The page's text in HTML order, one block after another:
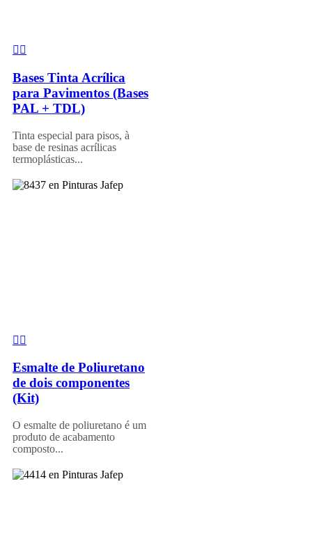
Bases Tinta Acrílica
para Pavimentos (Bases
PAL + TDL)
Tinta especial para pisos, à
base de resinas acrílicas
termoplásticas...
Esmalte de Poliuretano
de dois componentes
(Kit)
O esmalte de poliuretano é um
produto de acabamento
composto...